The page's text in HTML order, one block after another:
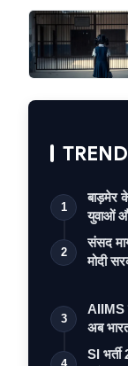
1
बाड़मेर
युवाओं
2
संसद
मोदी
3
AIIMS
अब
SI भर्ती